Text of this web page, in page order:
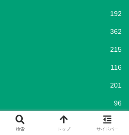
192
362
215
116
201
96
検索 トップ サイドバー